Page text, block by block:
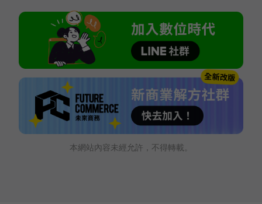
本網站內容未經允許，不得轉載。